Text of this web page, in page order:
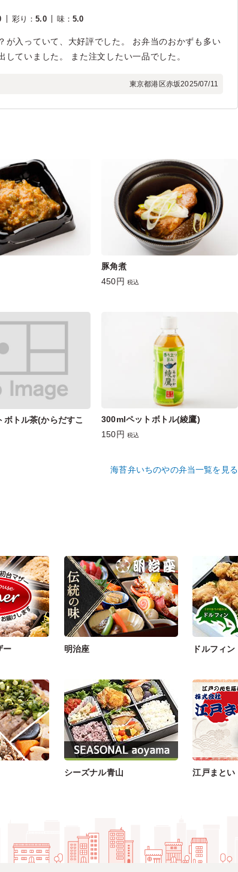
彩り ：5.0 味：5.0
が入っていて、大好評でした。 お弁当のおかずも多い
ていました。 また注文したい一品でした。
東京都港区赤坂2025/07/11
豚角煮
450円 税込
トル茶(からだすこ
300mlペットボトル(綾鷹)
150円 税込
海苔弁いちのやの弁当一覧を見る
ー 明治座 ドルフィン
シーズナル青山 江戸まとい